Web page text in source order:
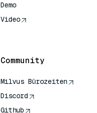
Demo
Video
Community
Milvus Bürozeiten
Discord
Github